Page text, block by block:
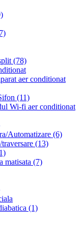
(78)
aer conditionat
(11)
Wi-fi aer conditionat
Automatizare (6)
(13)
matisata (7)
(1)